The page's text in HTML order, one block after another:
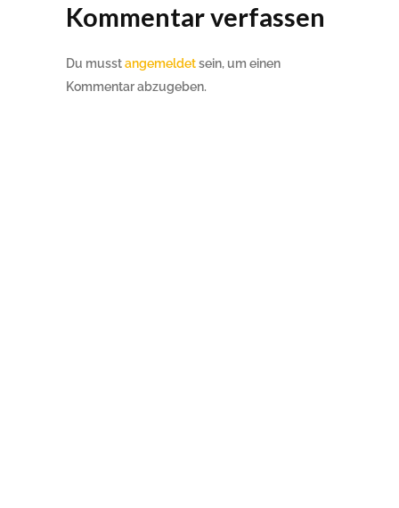
Kommentar verfassen
Du musstangemeldetsein, um einen
Kommentar abzugeben.